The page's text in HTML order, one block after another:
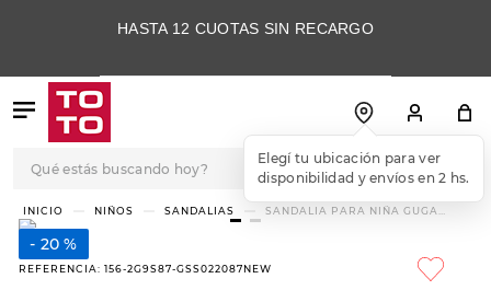
HASTA 12 CUOTAS SIN RECARGO
Elegí tu ubicación para ver
disponibilidad y envíos en 2 hs.
NIÑOS SANDALIAS
SANDALIA PARA NIÑA GUGA
20 %
REFERENCIA: 156-2G9S87-GSS022087NEW
TÉRMINOS MÁS
BUSCADOS
1.